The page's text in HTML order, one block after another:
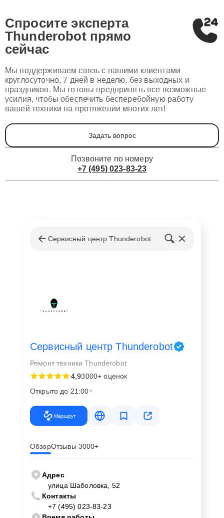
Спросите эксперта
Thunderobot прямо
сейчас
Мы поддерживаем связь с нашими клиентами
круглосуточно, 7 дней в неделю, без выходных и
праздников. Мы готовы предпринять все возможные
усилия, чтобы обеспечить бесперебойную работу
вашей техники на протяжении многих лет!
Задать вопрос
Позвоните по номеру
+7 (495) 023-83-23
Сервисный центр Thunderobot
Сервисный центр Thunderobot
Ремонт техники Thunderobot
4,93000+ оценок
Открыто до 21:00
Маршрут
ОбзорОтзывы 3000+
Адрес
улица Шаболовка, 52
Контакты
+7 (495) 023-83-23